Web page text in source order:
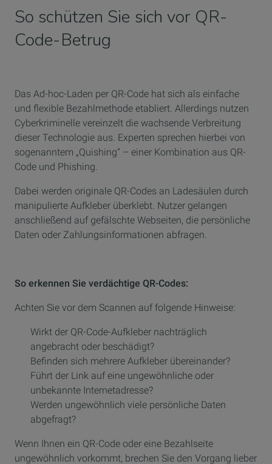
So schützen Sie sich vor QR-
Code-Betrug
Das Ad-hoc-Laden per QR-Code hat sich als einfache
und flexible Bezahlmethode etabliert. Allerdings nutzen
Cyberkriminelle vereinzelt die wachsende Verbreitung
dieser Technologie aus. Experten sprechen hierbei von
sogenanntem „Quishing“ – einer Kombination aus QR-
Code und Phishing.
Dabei werden originale QR-Codes an Ladesäulen durch
manipulierte Aufkleber überklebt. Nutzer gelangen
anschließend auf gefälschte Webseiten, die persönliche
Daten oder Zahlungsinformationen abfragen.
So erkennen Sie verdächtige QR-Codes:
Achten Sie vor dem Scannen auf folgende Hinweise:
Wirkt der QR-Code-Aufkleber nachträglich
angebracht oder beschädigt?
Befinden sich mehrere Aufkleber übereinander?
Führt der Link auf eine ungewöhnliche oder
unbekannte Internetadresse?
Werden ungewöhnlich viele persönliche Daten
abgefragt?
Wenn Ihnen ein QR-Code oder eine Bezahlseite
ungewöhnlich vorkommt, brechen Sie den Vorgang lieber